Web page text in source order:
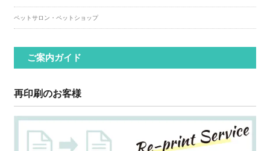
ペットサロン・ペットショップ
ご案内ガイド
再印刷のお客様